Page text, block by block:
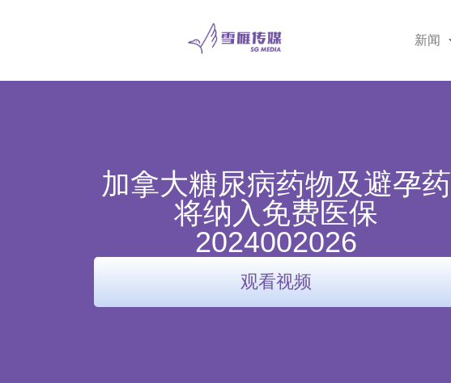
新闻
加拿大糖尿病药物及避孕药
将纳入免费医保
2024002026
观看视频